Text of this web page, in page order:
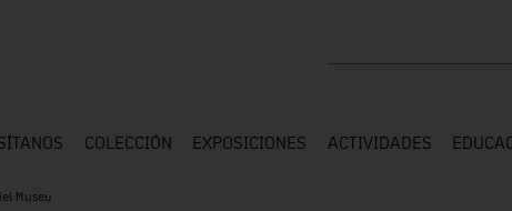
COLECCIÓN EXPOSICIONES ACTIVIDADES
Museu